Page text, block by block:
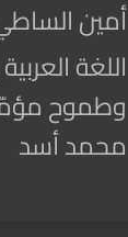
أمين
اللغة
وطموح
محمد أسد